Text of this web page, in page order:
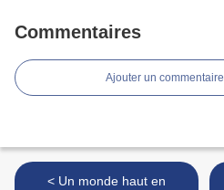
Commentaires
Ajouter un commentaire
< Un monde haut en